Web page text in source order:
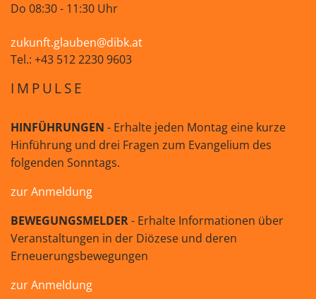
Do 08:30 - 11:30 Uhr
zukunft.glauben@dibk.at
Tel.: +43 512 2230 9603
IMPULSE
HINFÜHRUNGEN - Erhalte jeden Montag eine kurze
Hinführung und drei Fragen zum Evangelium des
folgenden Sonntags.
zur Anmeldung
BEWEGUNGSMELDER- Erhalte Informationen über
Veranstaltungen in der Diözese und deren
Erneuerungsbewegungen
zur Anmeldung